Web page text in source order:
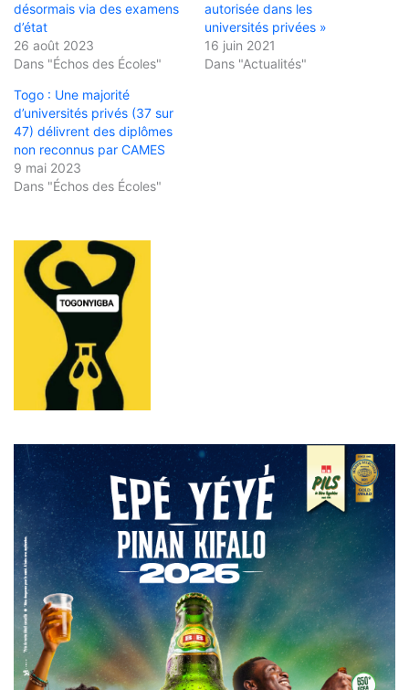
désormais via des examens
d’état
26 août 2023
Dans "Échos des Écoles"
autorisée dans les
universités privées »
16 juin 2021
Dans "Actualités"
Togo : Une majorité
d’universités privés (37 sur
47) délivrent des diplômes
non reconnus par CAMES
9 mai 2023
Dans "Échos des Écoles"